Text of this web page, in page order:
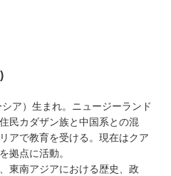
ア）生まれ。ニュージーランド
民カダザン族と中国系との混
アで教育を受ける。現在はクア
拠点に活動。
東南アジアにおける歴史、政